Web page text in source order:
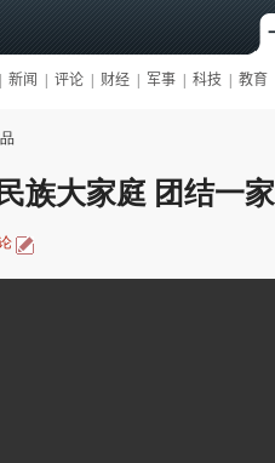
族大家庭 团结一